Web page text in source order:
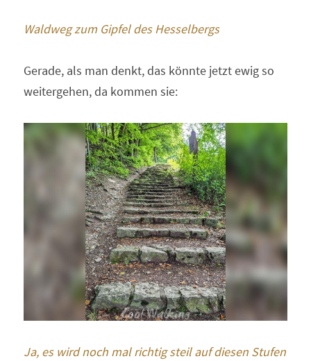
Waldweg zum Gipfel des Hesselbergs
Gerade, als man denkt, das könnte jetzt ewig so
weitergehen, da kommen sie:
Ja, es wird noch mal richtig steil auf diesen Stufen